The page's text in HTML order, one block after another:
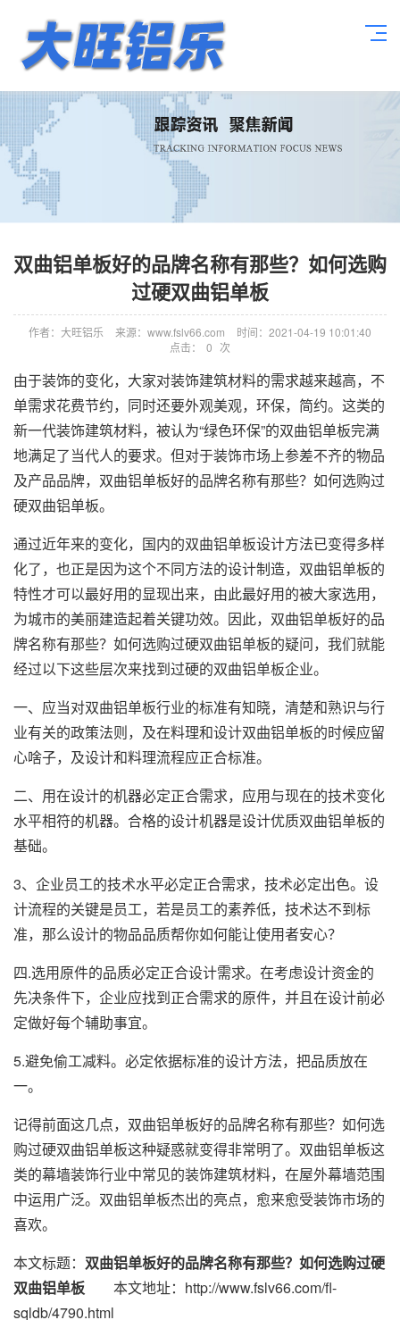
双曲铝单板好的品牌名称有那些？如何选购
过硬双曲铝单板
作者：大旺铝乐 来源：www.fslv66.com
时间：2021-04-19 10:01:40
点击：
0 次
由于装饰的变化，大家对装饰建筑材料的需求越来越高，不
单需求花费节约，同时还要外观美观，环保，简约。这类的
新一代装饰建筑材料，被认为“绿色环保”的双曲铝单板完满
地满足了当代人的要求。但对于装饰市场上参差不齐的物品
及产品品牌，双曲铝单板好的品牌名称有那些？如何选购过
硬双曲铝单板。
通过近年来的变化，国内的双曲铝单板设计方法已变得多样
化了，也正是因为这个不同方法的设计制造， 双曲铝单板的
特性才可以最好用的显现出来，由此最好用的被大家选用，
为城市的美丽建造起着关键功效。因此，双曲铝单板好的品
牌名称有那些？如何选购过硬双曲铝单板的疑问，我们就能
经过以下这些层次来找到过硬的双曲铝单板企业。
一、应当对双曲铝单板行业的标准有知晓，清楚和熟识与行
业有关的政策法则，及在料理和设计双曲铝单板的时候应留
心啥子，及设计和料理流程应正合标准。
二、用在设计的机器必定正合需求，应用与现在的技术变化
水平相符的机器。合格的设计机器是设计优质双曲铝单板的
基础。
3、企业员工的技术水平必定正合需求，技术必定出色。设
计流程的关键是员工，若是员工的素养低，技术达不到标
准，那么设计的物品品质帮你如何能让使用者安心？
四.选用原件的品质必定正合设计需求。在考虑设计资金的
先决条件下，企业应找到正合需求的原件，并且在设计前必
定做好每个辅助事宜。
5.避免偷工减料。必定依据标准的设计方法，把品质放在
一。
记得前面这几点，双曲铝单板好的品牌名称有那些？如何选
购过硬双曲铝单板这种疑惑就变得非常明了。双曲铝单板这
类的幕墙装饰行业中常见的装饰建筑材料，在屋外幕墙范围
中运用广泛。双曲铝单板杰出的亮点，愈来愈受装饰市场的
喜欢。
本文标题： 双曲铝单板好的品牌名称有那些？如何选购过硬
双曲铝单板 本文地址：http://www.fslv66.com/fl-
sqldb/4790.html